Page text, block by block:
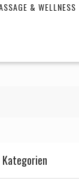
& WELLNESS